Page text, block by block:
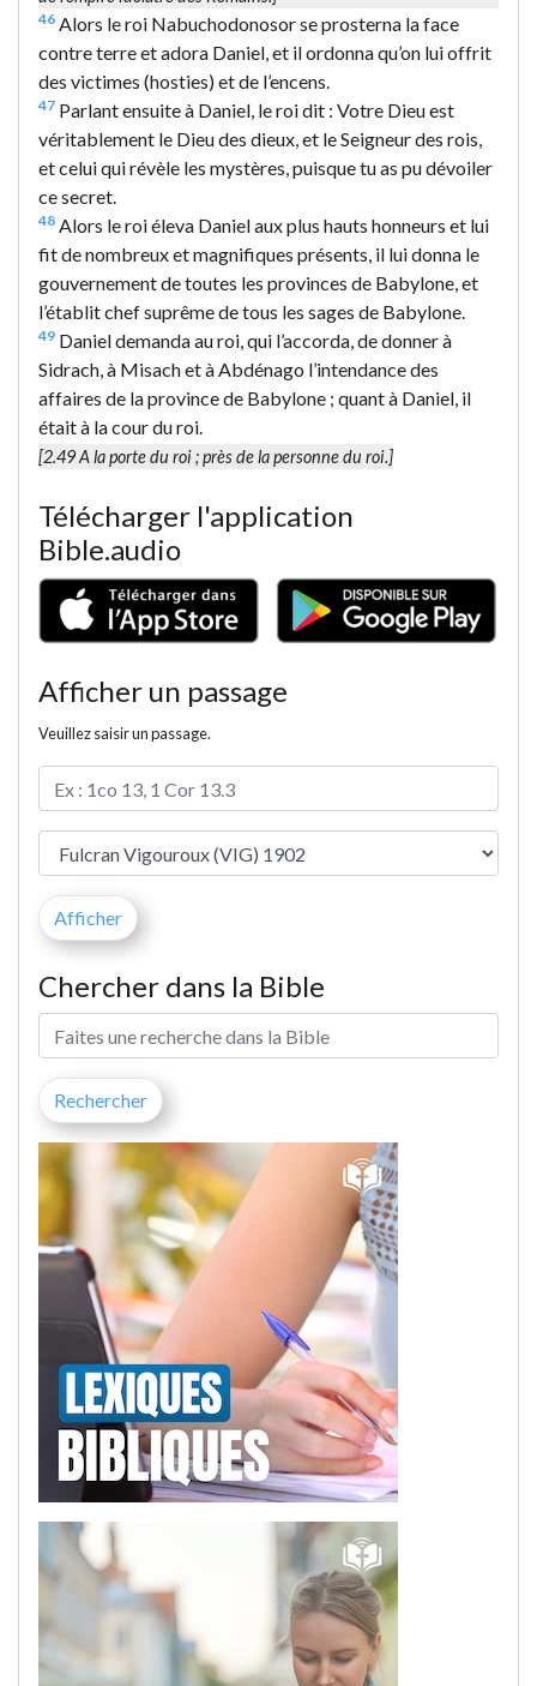
46 Alors le roi Nabuchodonosor se prosterna la face
contre terre et adora Daniel, et il ordonna qu’on lui offrit
des victimes (hosties) et de l’encens.
47 Parlant ensuite à Daniel, le roi dit : Votre Dieu est
véritablement le Dieu des dieux, et le Seigneur des rois,
et celui qui révèle les mystères, puisque tu as pu dévoiler
ce secret.
48 Alors le roi éleva Daniel aux plus hauts honneurs et lui
fit de nombreux et magnifiques présents, il lui donna le
gouvernement de toutes les provinces de Babylone, et
l’établit chef suprême de tous les sages de Babylone.
49 Daniel demanda au roi, qui l’accorda, de donner à
Sidrach, à Misach et à Abdénago l’intendance des
affaires de la province de Babylone ; quant à Daniel, il
était à la cour du roi.
[2.49A la porte du roi; près de la personne du roi.]
Télécharger l'application
Bible.audio
Afficher un passage
Veuillez saisir un passage.
Chercher dans la Bible